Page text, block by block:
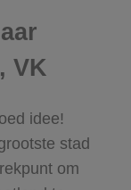
VK
idee!
stad
om